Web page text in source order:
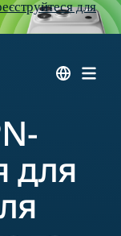
для
для